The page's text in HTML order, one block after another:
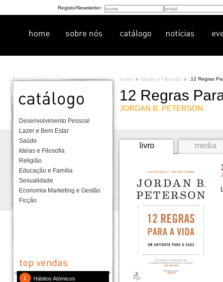
Registo/Newsletter:
Desenvolvimento Pessoal
Lazer e Bem Estar
Saúde
Ideias e Filosofia
Religião
Educação e Família
Sexualidade
Economia Marketing e Gestão
Ficção
1 Hábitos Atómicos
home » Ideias e Filosofia » 12 Regras
12 Regras
JORDAN B. PETERSON
livro media